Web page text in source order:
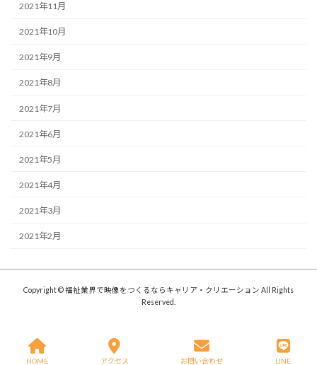
2021年11月
2021年10月
2021年9月
2021年8月
2021年7月
2021年6月
2021年5月
2021年4月
2021年3月
2021年2月
Copyright © 福祉業界で映像をつくるならキャリア・クリエーション All Rights
Reserved.
HOME アクセス お問い合わせ LINE